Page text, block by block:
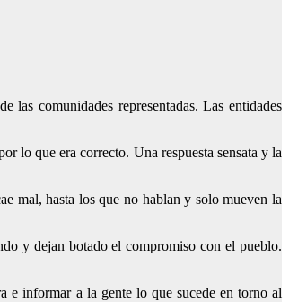
comunidades representadas. Las entidades
lo que era correcto. Una respuesta sensata y la
mal, hasta los que no hablan y solo mueven la
y dejan botado el compromiso con el pueblo.
e informar a la gente lo que sucede en torno al